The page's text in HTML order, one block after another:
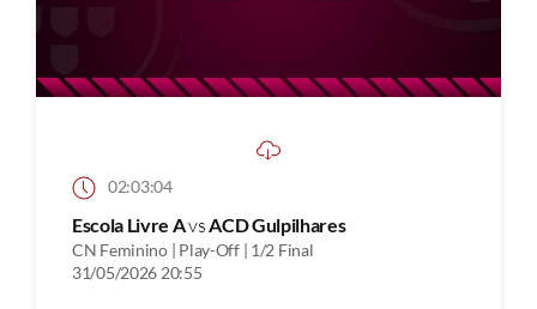
02:03:04
Escola Livre AvsACD Gulpilhares
CN Feminino | Play-Off | 1/2 Final
31/05/2026 20:55